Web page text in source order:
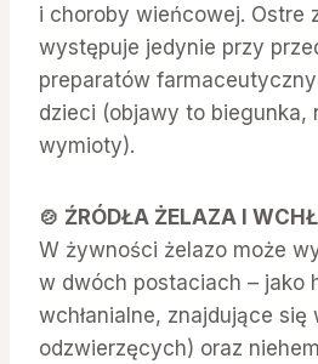
i choroby wieńcowej. Ostre
występuje jedynie przy
preparatów
dzieci (objawy to biegunka,
wymioty).
🍲 ŹRÓDŁA ŻELAZA I
W żywności żelazo może
w dwóch postaciach – jako
wchłanialne, znajdujące się
odzwierzęcych) oraz